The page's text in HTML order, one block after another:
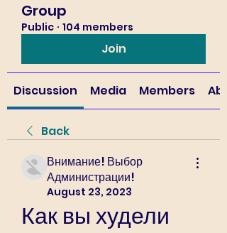
Group
Public · 104 members
Join
Discussion Media Members
Back
Внимание! Выбор
Администрации!
August 23, 2023
Как вы худели